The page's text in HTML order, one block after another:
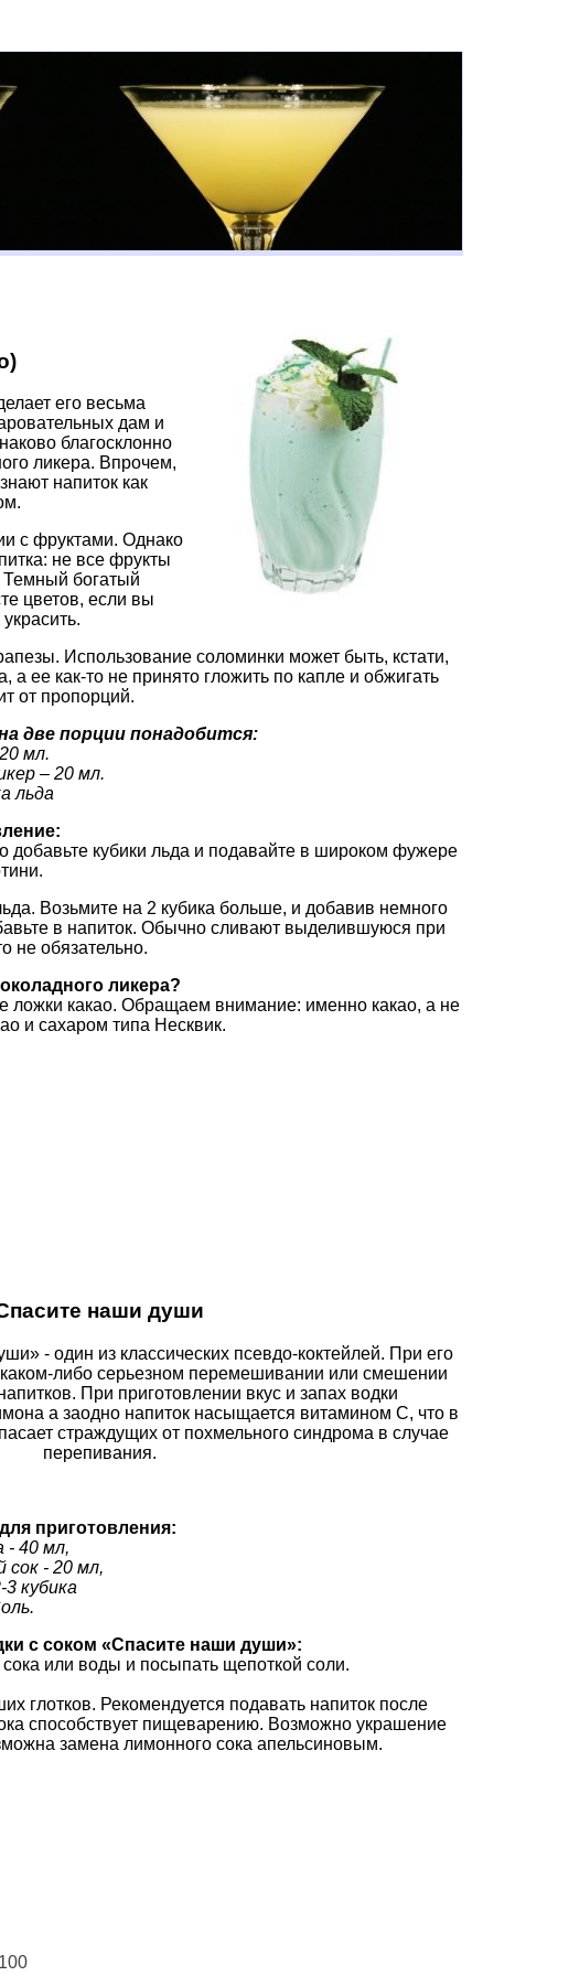
его весьма
дам и
благосклонно
ликера. Впрочем,
напиток как
с фруктами. Однако
не все фрукты
Темный богатый
цветов, если вы
Использование соломинки может быть, кстати,
а ее как-то не принято гложить по капле и обжигать
от пропорций.
две порции понадобится:
мл.
– 20 мл.
льда
добавьте кубики льда и подавайте в широком фужере
Возьмите на 2 кубика больше, и добавив немного
в напиток. Обычно сливают выделившуюся при
не обязательно.
ликера?
ложки какао. Обращаем внимание: именно какао, а не
и сахаром типа Несквик.
наши души
- один из классических псевдо-коктейлей. При его
каком-либо серьезном перемешивании или смешении
При приготовлении вкус и запах водки
а заодно напиток насыщается витамином С, что в
страждущих от похмельного синдрома в случае
перепивания.
приготовления:
- 40 мл,
сок - 20 мл,
3 кубика
с соком «Спасите наши души»:
или воды и посыпать щепоткой соли.
глотков. Рекомендуется подавать напиток после
способствует пищеварению. Возможно украшение
замена лимонного сока апельсиновым.